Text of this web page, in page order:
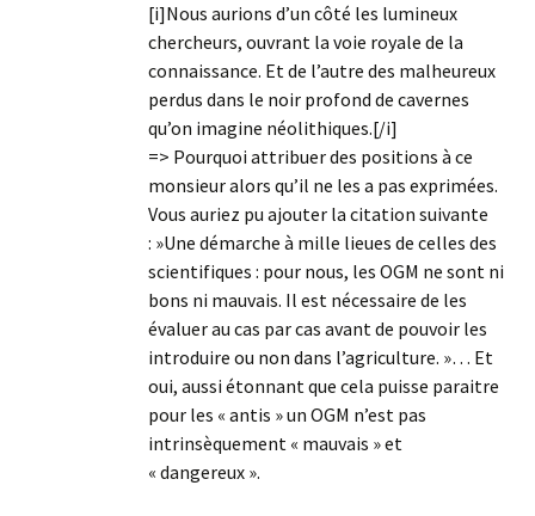
[i]Nous aurions d’un côté les lumineux
chercheurs, ouvrant la voie royale de la
connaissance. Et de l’autre des malheureux
perdus dans le noir profond de cavernes
qu’on imagine néolithiques.[/i]
=> Pourquoi attribuer des positions à ce
monsieur alors qu’il ne les a pas exprimées.
Vous auriez pu ajouter la citation suivante
: »Une démarche à mille lieues de celles des
scientifiques : pour nous, les OGM ne sont ni
bons ni mauvais. Il est nécessaire de les
évaluer au cas par cas avant de pouvoir les
introduire ou non dans l’agriculture. »… Et
oui, aussi étonnant que cela puisse paraitre
pour les « antis » un OGM n’est pas
intrinsèquement « mauvais » et
« dangereux ».